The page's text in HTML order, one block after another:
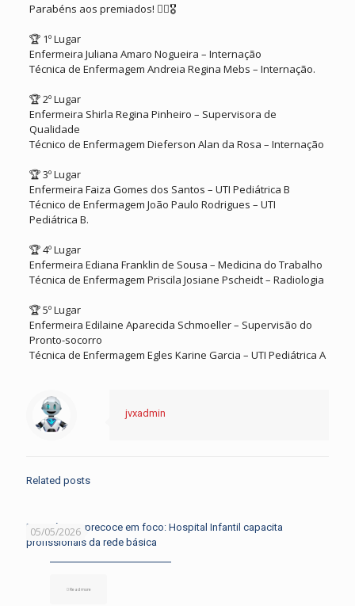
Parabéns aos premiados! 👩‍⚕️🎖
🏆 1º Lugar
Enfermeira Juliana Amaro Nogueira – Internação
Técnica de Enfermagem Andreia Regina Mebs – Internação.
🏆 2º Lugar
Enfermeira Shirla Regina Pinheiro – Supervisora de
Qualidade
Técnico de Enfermagem Dieferson Alan da Rosa – Internação
🏆 3º Lugar
Enfermeira Faiza Gomes dos Santos – UTI Pediátrica B
Técnico de Enfermagem João Paulo Rodrigues – UTI
Pediátrica B.
🏆 4º Lugar
Enfermeira Ediana Franklin de Sousa – Medicina do Trabalho
Técnica de Enfermagem Priscila Josiane Pscheidt – Radiologia
🏆 5º Lugar
Enfermeira Edilaine Aparecida Schmoeller – Supervisão do
Pronto-socorro
Técnica de Enfermagem Egles Karine Garcia – UTI Pediátrica A
jvxadmin
Related posts
05/05/2026
Diagnóstico precoce em foco: Hospital Infantil capacita
profissionais da rede básica
Read more